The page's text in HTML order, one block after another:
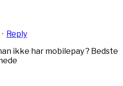
· Reply
ikke har mobilepay ? Bedste